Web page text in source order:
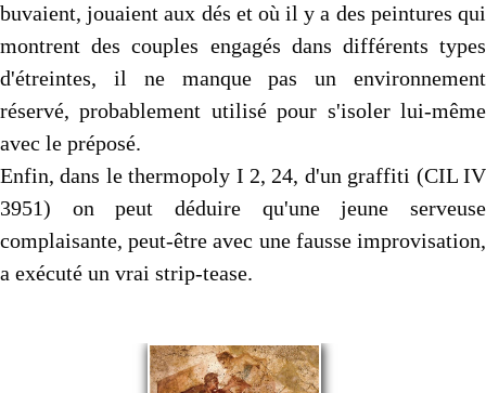
buvaient, jouaient aux dés et où il y a des peintures qui
montrent des couples engagés dans différents types
d'étreintes, il ne manque pas un environnement
réservé, probablement utilisé pour s'isoler lui-même
avec le préposé.
Enfin, dans le thermopoly I 2, 24, d'un graffiti (CIL IV
3951) on peut déduire qu'une jeune serveuse
complaisante, peut-être avec une fausse improvisation,
a exécuté un vrai strip-tease.